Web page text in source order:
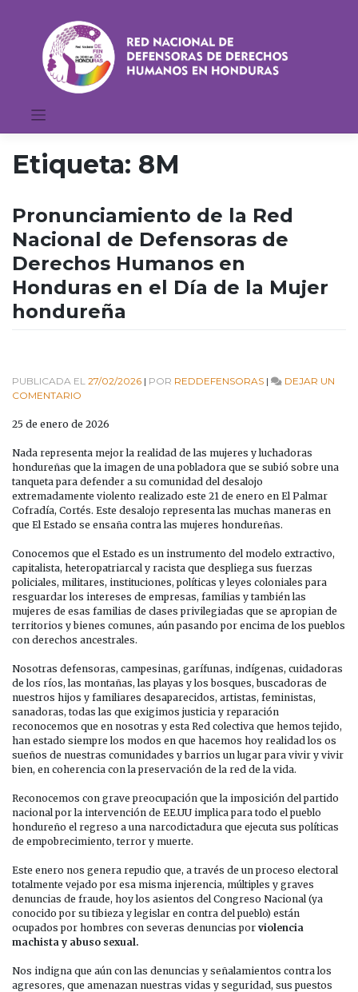
Etiqueta: 8M
Pronunciamiento de la Red
Nacional de Defensoras de
Derechos Humanos en
Honduras en el Día de la Mujer
hondureña
PUBLICADA EL 27/02/2026 | POR REDDEFENSORAS |
DEJAR UN
COMENTARIO
DE
RED
NACIONAL
DE
DEFENSORAS
DE
DERECHOS
EN
HONDURAS
EN
EL
DÍA
DE
LA
HONDUREÑA
25 de enero de 2026
Nada representa mejor la realidad de las mujeres y luchadoras
hondureñas que la imagen de una pobladora que se subió sobre una
tanqueta para defender a su comunidad del desalojo
extremadamente violento realizado este 21 de enero en El Palmar
Cofradía, Cortés. Este desalojo representa las muchas maneras en
que El Estado se ensaña contra las mujeres hondureñas.
Conocemos que el Estado es un instrumento del modelo extractivo,
capitalista, heteropatriarcal y racista que despliega sus fuerzas
policiales, militares, instituciones, políticas y leyes coloniales para
resguardar los intereses de empresas, familias y también las
mujeres de esas familias de clases privilegiadas que se apropian de
territorios y bienes comunes, aún pasando por encima de los pueblos
con derechos ancestrales.
Nosotras defensoras, campesinas, garífunas, indígenas, cuidadoras
de los ríos, las montañas, las playas y los bosques, buscadoras de
nuestros hijos y familiares desaparecidos, artistas, feministas,
sanadoras, todas las que exigimos justicia y reparación
reconocemos que en nosotras y esta Red colectiva que hemos tejido,
han estado siempre los modos en que hacemos hoy realidad los os
sueños de nuestras comunidades y barrios un lugar para vivir y vivir
bien, en coherencia con la preservación de la red de la vida.
Reconocemos con grave preocupación que la imposición del partido
nacional por la intervención de EE.UU implica para todo el pueblo
hondureño el regreso a una narcodictadura que ejecuta sus políticas
de empobrecimiento, terror y muerte.
Este enero nos genera repudio que, a través de un proceso electoral
totalmente vejado por esa misma injerencia, múltiples y graves
denuncias de fraude, hoy los asientos del Congreso Nacional (ya
conocido por su tibieza y legislar en contra del pueblo) están
ocupados por hombres con severas denuncias por violencia
machista y abuso sexual.
Nos indigna que aún con las denuncias y señalamientos contra los
agresores, que amenazan nuestras vidas y seguridad, sus puestos